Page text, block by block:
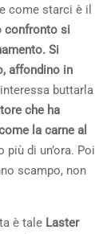
come starci è il
confronto si
Si
affondino in
buttarla
che ha
la carne al
di un’ora. Poi
scampo, non
è tale Laster